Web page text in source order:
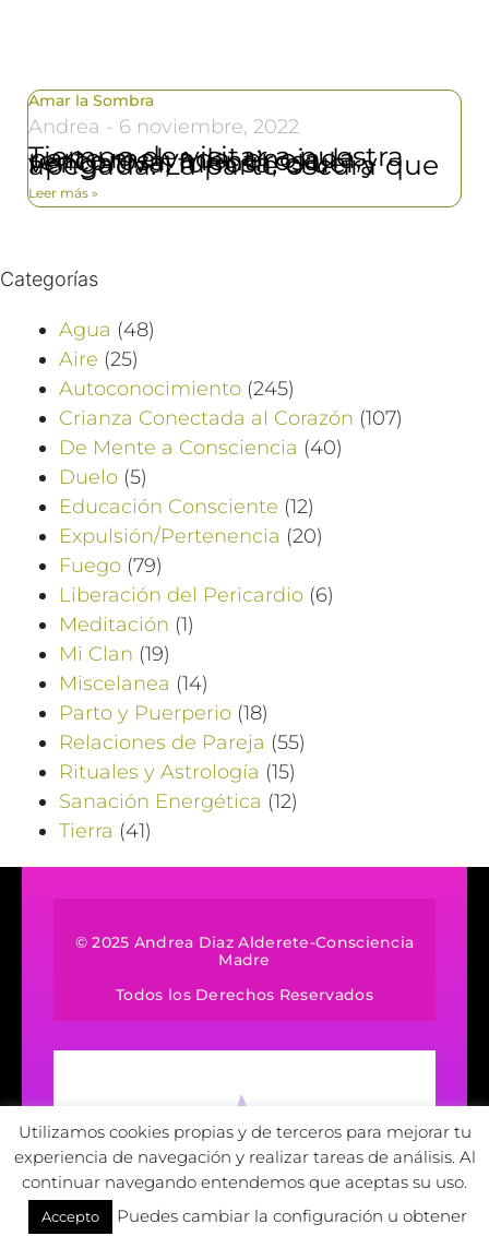
Amar la Sombra
Andrea 6 noviembre, 2022
Tiempo de visitar a nuestra parte malvada, enojada, rencorosa, mentirosa, vengativa, furiosa, cruel y apegada. La parte oscura que
Leer más »
Categorías
Agua (48)
Aire (25)
Autoconocimiento (245)
Crianza Conectada al Corazón (107)
De Mente a Consciencia (40)
Duelo (5)
Educación Consciente (12)
Expulsión/Pertenencia (20)
Fuego (79)
Liberación del Pericardio (6)
Meditación (1)
Mi Clan (19)
Miscelanea (14)
Parto y Puerperio (18)
Relaciones de Pareja (55)
Rituales y Astrología (15)
Sanación Energética (12)
Tierra (41)
© 2025 Andrea Diaz Alderete-Consciencia
Madre
Todos los Derechos Reservados
Utilizamos cookies propias y de terceros para mejorar tu
experiencia de navegación y realizar tareas de análisis. Al
continuar navegando entendemos que aceptas su uso.
Accepto
Puedes cambiar la configuración u obtener